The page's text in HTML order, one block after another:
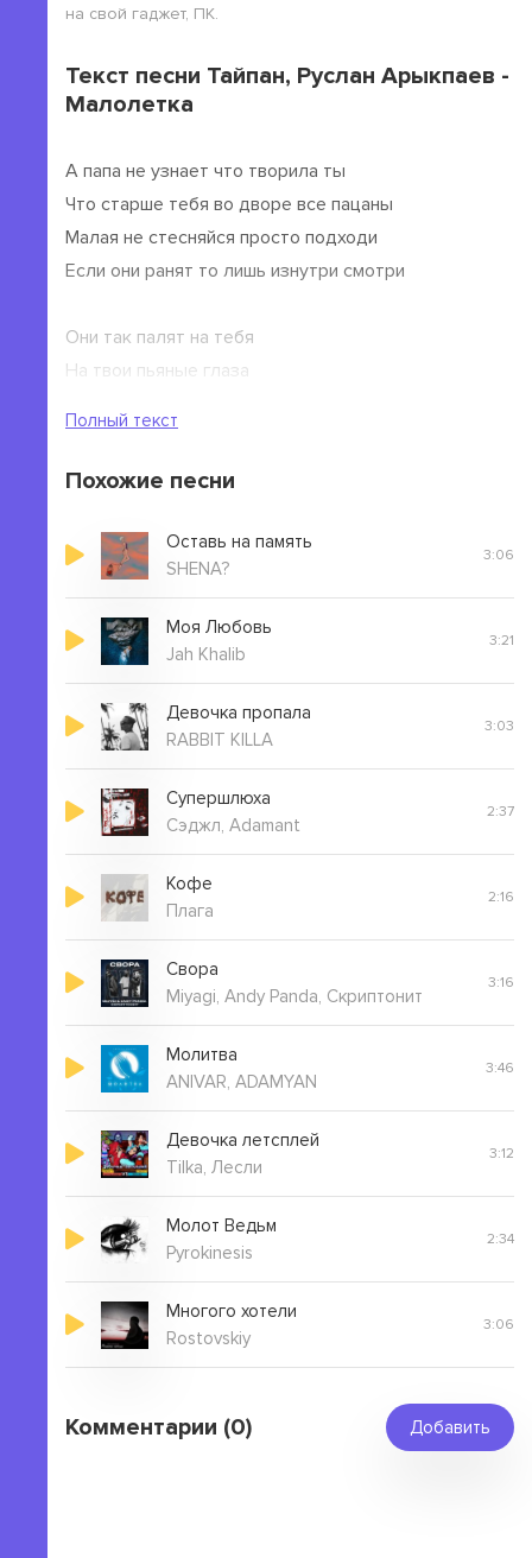
на свой гаджет, ПК.
Текст песни Тайпан, Руслан Арыкпаев -
Малолетка
А папа не узнает что творила ты
Что старше тебя во дворе все пацаны
Малая не стесняйся просто подходи
Если они ранят то лишь изнутри смотри
Они так палят на тебя
На твои пьяные глаза
Мало малолетка обнять бы тебя крепко
Мало малолетка девочка кокетка
Мало малолетка влюбляться в тебя вредно
Полный текст
Похожие песни
Оставь на память
SHENA?
3:06
Моя Любовь
Jah Khalib
3:21
Девочка пропала
RABBIT KILLA
3:03
Супершлюха
Сэджл, Adamant
2:37
Кофе
Плага
2:16
Свора
Miyagi, Andy Panda, Скриптонит
3:16
Молитва
ANIVAR, ADAMYAN
3:46
Девочка летсплей
Tilka, Лесли
3:12
Молот Ведьм
Pyrokinesis
2:34
Многого хотели
Rostovskiy
3:06
Комментарии (0) Добавить